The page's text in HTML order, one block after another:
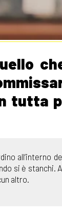
tutta
all’interno
si è
altro.